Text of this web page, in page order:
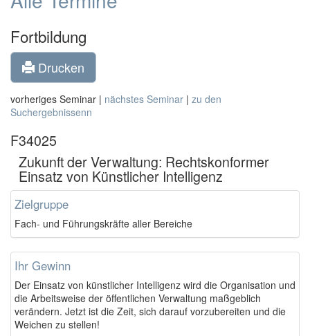
Fortbildung
Drucken
vorheriges Seminar | nächstes Seminar | zu den
Suchergebnissenn
F34025
Zukunft der Verwaltung: Rechtskonformer
Einsatz von Künstlicher Intelligenz
Zielgruppe
Fach- und Führungskräfte aller Bereiche
Ihr Gewinn
Der Einsatz von künstlicher Intelligenz wird die Organisation und
die Arbeitsweise der öffentlichen Verwaltung maßgeblich
verändern. Jetzt ist die Zeit, sich darauf vorzubereiten und die
Weichen zu stellen!